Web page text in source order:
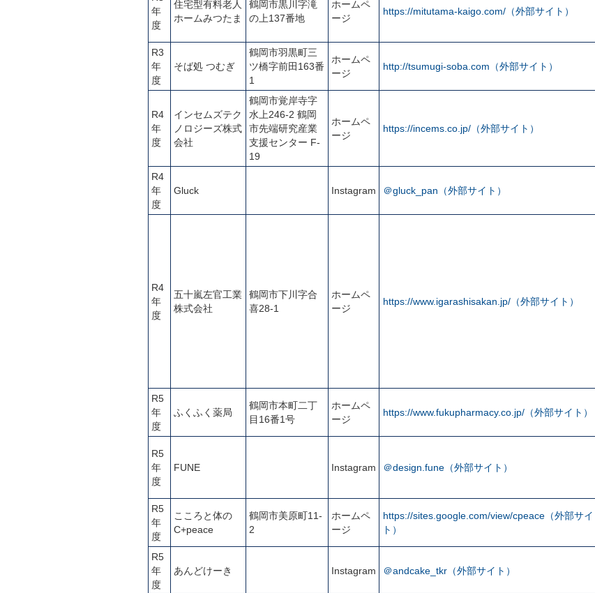
年
度
住宅型有料老人
ホームみつたま
鶴岡市黒川字滝
の上137番地
ホームペ
ージ
https://mitutama-kaigo.com/（外部サイト）
R3
年
度
そば処 つむぎ
鶴岡市羽黒町三
ツ橋字前田163番
1
ホームペ
ージ
http://tsumugi-soba.com（外部サイト）
R4
年
度
インセムズテク
ノロジーズ株式
会社
鶴岡市覚岸寺字
水上246-2 鶴岡
市先端研究産業
支援センター F-
19
ホームペ
ージ
https://incems.co.jp/（外部サイト）
R4
年
度
Gluck Instagram ＠gluck_pan（外部サイト）
R4
年
度
五十嵐左官工業
株式会社
鶴岡市下川字合
喜28-1
ホームペ
ージ
https://www.igarashisakan.jp/（外部サイト）
R5
年
度
ふくふく薬局
鶴岡市本町二丁
目16番1号
ホームペ
ージ
https://www.fukupharmacy.co.jp/（外部サイト）
R5
年
度
FUNE Instagram ＠design.fune（外部サイト）
R5
年
度
こころと体の
C+peace
鶴岡市美原町11-
2
ホームペ
ージ
https://sites.google.com/view/cpeace（外部サイ
ト）
R5
年
度
あんどけーき Instagram ＠andcake_tkr（外部サイト）